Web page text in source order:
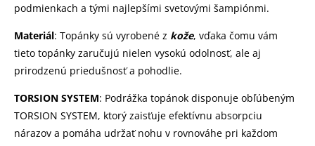
podmienkach a tými najlepšími svetovými šampiónmi.
Materiál: Topánky sú vyrobené z kože, vďaka čomu vám
tieto topánky zaručujú nielen vysokú odolnosť, ale aj
prirodzenú priedušnosť a pohodlie.
TORSION SYSTEM: Podrážka topánok disponuje obľúbeným
TORSION SYSTEM, ktorý zaisťuje efektívnu absorpciu
nárazov a pomáha udržať nohu v rovnováhe pri každom